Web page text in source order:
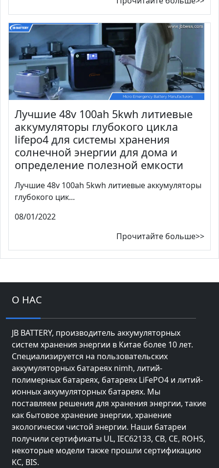
Лучшие 48v 100ah 5kwh литиевые
аккумуляторы глубокого цикла
lifepo4 для системы хранения
солнечной энергии для дома и
определение полезной емкости
Лучшие 48v 100ah 5kwh литиевые аккумуляторы
глубокого цик...
08/01/2022
Прочитайте больше>>
О НАС
JB BATTERY, производитель аккумуляторных
систем хранения энергии в Китае более 10 лет.
Специализируется на пользовательских
аккумуляторных батареях nimh, литий-
полимерных батареях, батареях LiFePO4 и литий-
ионных аккумуляторных батареях. Мы
поставляем решения для хранения энергии, такие
как бытовое хранение энергии, хранение
экологически чистой энергии. Наши батареи
получили сертификаты UL, IEC62133, CB, CE, ROHS,
некоторые модели также прошли сертификацию
KC, BIS.